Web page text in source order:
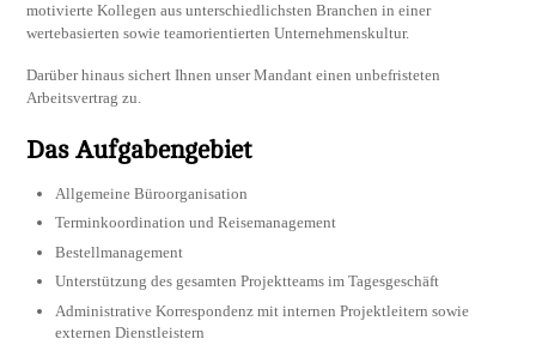
motivierte Kollegen aus unterschiedlichsten Branchen in einer
wertebasierten sowie teamorientierten Unternehmenskultur.
Darüber hinaus sichert Ihnen unser Mandant einen unbefristeten
Arbeitsvertrag zu.
Das Aufgabengebiet
Allgemeine Büroorganisation
Terminkoordination und Reisemanagement
Bestellmanagement
Unterstützung des gesamten Projektteams im Tagesgeschäft
Administrative Korrespondenz mit internen Projektleitern sowie
externen Dienstleistern